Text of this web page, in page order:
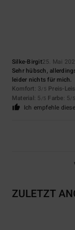
Silke-Birgit25. Mai
Sehr hübsch,
leider nichts für mich.
Komfort: 3/5 Preis-
Material: 5 /5 Farbe: 5/5
Ich empfehle
ZULETZT